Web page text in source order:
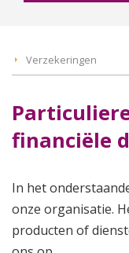
Verzekeringen
financiële
In het
onze organisatie.
producten of